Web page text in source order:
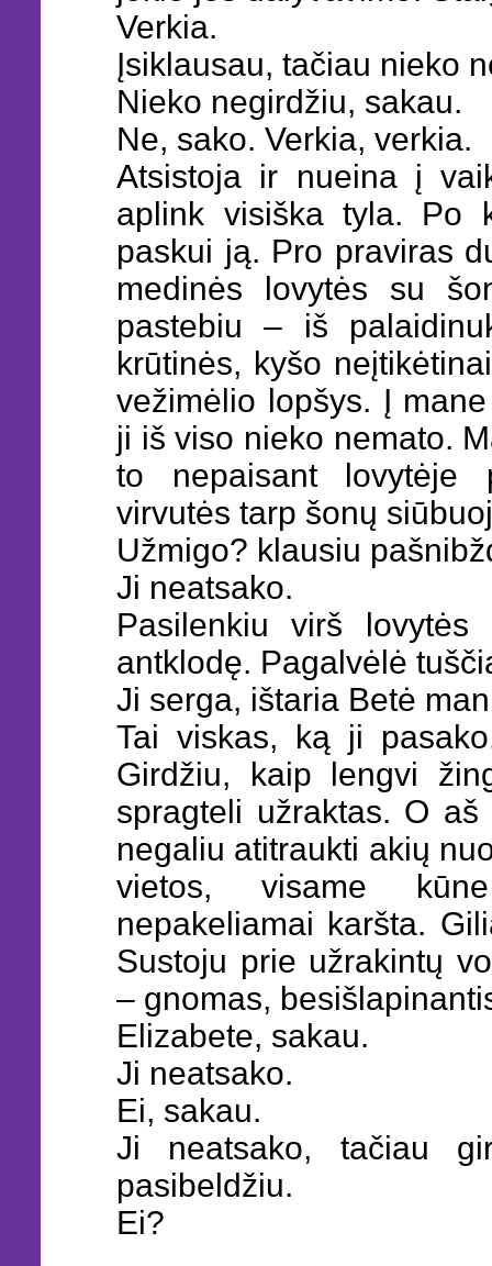
Verkia.
Įsiklausau, tačiau nieko
Nieko negirdžiu, sakau.
Ne, sako. Verkia, verkia.
Atsistoja ir nueina į
aplink visiška tyla. Po
paskui ją. Pro praviras
medinės lovytės su
pastebiu – iš
krūtinės, kyšo
vežimėlio lopšys. Į
ji iš viso nieko nemato.
to nepaisant lovytėje
virvutės tarp šonų
Užmigo? klausiu
Ji neatsako.
Pasilenkiu virš
antklodę. Pagalvėlė
Ji serga, ištaria Betė
Tai viskas, ką ji
Girdžiu, kaip lengvi
spragteli užraktas. O
negaliu atitraukti akių
vietos, visame
nepakeliamai karšta.
Sustoju prie užrakintų
– gnomas,
Elizabete, sakau.
Ji neatsako.
Ei, sakau.
Ji neatsako, tačiau
pasibeldžiu.
Ei?